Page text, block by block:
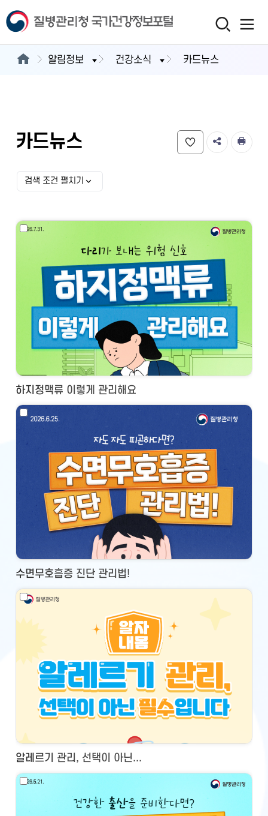
알림정보 건강소식 카드뉴스
카드뉴스
검색 조건 선택
검색 조건 펼치기
하지정맥류 이렇게 관리해요
수면무호흡증 진단 관리법!
알레르기 관리, 선택이 아닌...